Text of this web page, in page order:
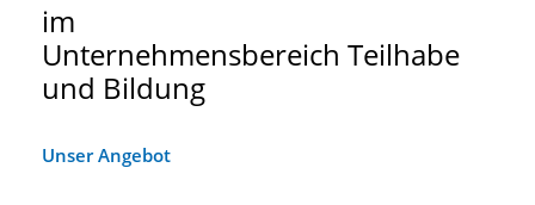
im
Unternehmensbereich Teilhabe
und Bildung
Unser Angebot